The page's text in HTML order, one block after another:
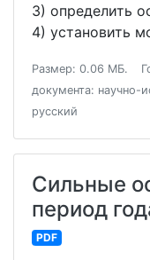
3) определить
4) установить
Размер: 0.06 МБ.
документа: научно-
русский
Сильные
период
PDF